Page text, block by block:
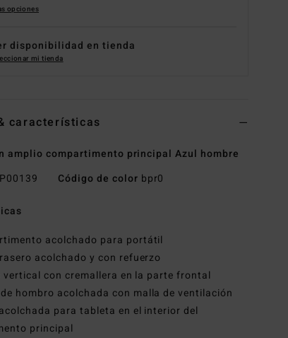
opciones
disponibilidad en tienda
mi tienda
características
amplio compartimento principal Azul hombre
Código de color bpr0
acolchado para portátil
acolchado y con refuerzo
vertical con cremallera en la parte frontal
hombro acolchada con malla de ventilación
para tableta en el interior del
principal